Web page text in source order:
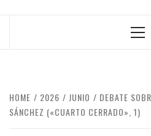
HOME 2026 JUNIO
DEBATE
SÁNCHEZ («CUARTO CERRADO», 1)